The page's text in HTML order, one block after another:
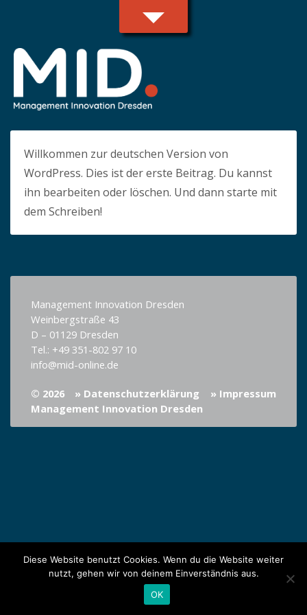
Willkommen zur deutschen Version von
WordPress. Dies ist der erste Beitrag. Du kannst
ihn bearbeiten oder löschen. Und dann starte mit
dem Schreiben!
Management Innovation Dresden
Weinbergstraße 43
D – 01129 Dresden
Tel.: +49 351-802 97 10
info@mid-online.de
» Impressum
» Datenschutzerklärung
© 2026
Management Innovation Dresden
Diese Website benutzt Cookies. Wenn du die Website weiter
nutzt, gehen wir von deinem Einverständnis aus.
OK